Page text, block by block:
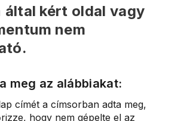
által kért oldal vagy
nem
meg az alábbiakat:
címét a címsorban adta meg,
hogy nem gépelte el az